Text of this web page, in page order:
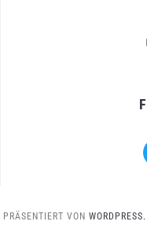
PRÄSENTIERT VON WORDPRESS.